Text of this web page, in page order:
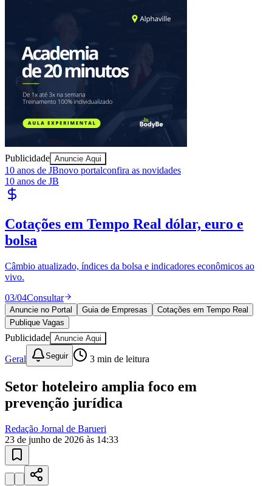
Ceará
Goiás
Publicidade Anuncie Aqui
10 anos de JBnovo portalconfira as novidades
10 anos de JB
Cotações em Tempo Real dólar, euro e
bolsa
Câmbio atualizado, índices da bolsa e indicadores econômicos ao
vivo.
03/04Consultar
Anuncie no Portal Guia de Empresas
Cotações em Tempo Real
Publique Vagas
Publicidade Anuncie Aqui
Geral Seguir 3 min de leitura
Setor hoteleiro amplia foco em
prevenção jurídica
Redação Jornal de Barueri
23 de junho de 2026 às 14:33